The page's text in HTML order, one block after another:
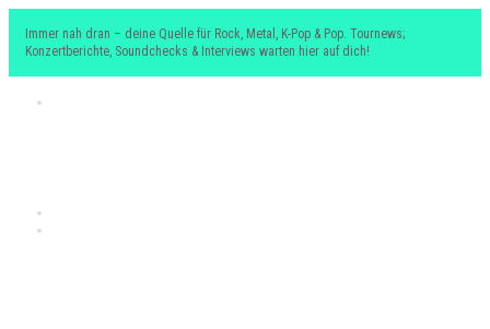
Immer nah dran – deine Quelle für Rock, Metal, K-Pop & Pop. Tournews;
Konzertberichte, Soundchecks & Interviews warten hier auf dich!